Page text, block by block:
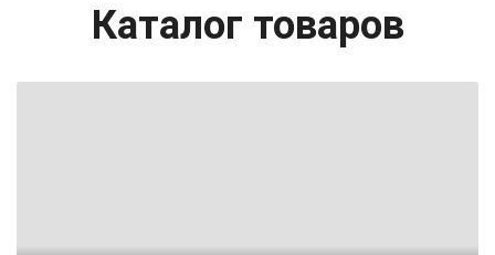
Каталог товаров